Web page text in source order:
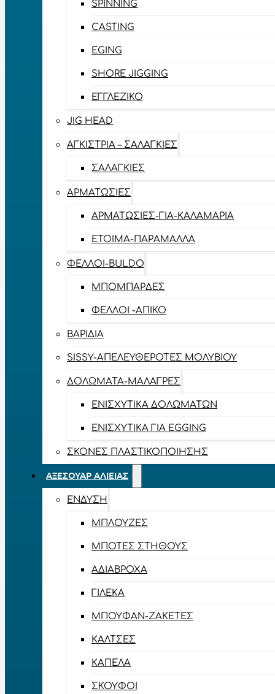
SPINNING
CASTING
EGING
SHORE JIGGING
ΕΓΓΛΈΖΙΚΟ
JIG HEAD
ΑΓΚΊΣΤΡΙΑ – ΣΑΛΑΓΚΙΈΣ
ΣΑΛΑΓΚΙΈΣ
ΑΡΜΑΤΩΣΙΈΣ
ΑΡΜΑΤΩΣΙΈΣ-ΓΙΑ-ΚΑΛΑΜΆΡΙΑ
ΈΤΟΙΜΑ-ΠΑΡΆΜΑΛΛΑ
ΦΕΛΛΟΊ-BULDO
ΜΠΟΜΠΆΡΔΕΣ
ΦΕΛΛΟΊ -ΑΠΊΚΟ
ΒΑΡΊΔΙΑ
SISSY-ΑΠΕΛΕΥΘΕΡΟΤΈΣ ΜΟΛΥΒΙΟΎ
ΔΟΛΏΜΑΤΑ-ΜΑΛΆΓΡΕΣ
ΕΝΙΣΧΥΤΙΚΆ ΔΟΛΩΜΆΤΩΝ
ΕΝΙΣΧΥΤΙΚΆ ΓΙΑ EGGING
ΣΚΌΝΕΣ ΠΛΑΣΤΙΚΟΠΟΊΗΣΗΣ
ΑΞΕΣΟΥΆΡ ΑΛΙΕΊΑΣ
ΈΝΔΥΣΗ
ΜΠΛΟΎΖΕΣ
ΜΠΌΤΕΣ ΣΤΉΘΟΥΣ
ΑΔΙΆΒΡΟΧΑ
ΓΙΛΈΚΑ
ΜΠΟΥΦΆΝ-ΖΑΚΈΤΕΣ
ΚΆΛΤΣΕΣ
ΚΑΠΈΛΑ
ΣΚΟΎΦΟΙ